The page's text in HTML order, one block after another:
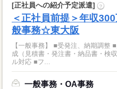
[正社員への紹介予定派遣] ?
＜正社員前提＞年収
般事務☆東大阪
【一般事務】 ■受発注、納期調整
成（見積書・発注書・納品書・検
ル対応 ■フ...
一般事務・OA事務